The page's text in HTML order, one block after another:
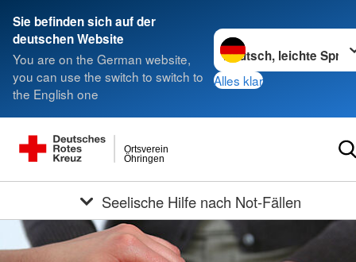
Sie befinden sich auf der
deutschen Website
You are on the German website,
you can use the switch to switch to
the English one
Sprache wechseln zu
Alles klar
Öhringen
Ortsverein
Seelische Hilfe nach Not-Fällen